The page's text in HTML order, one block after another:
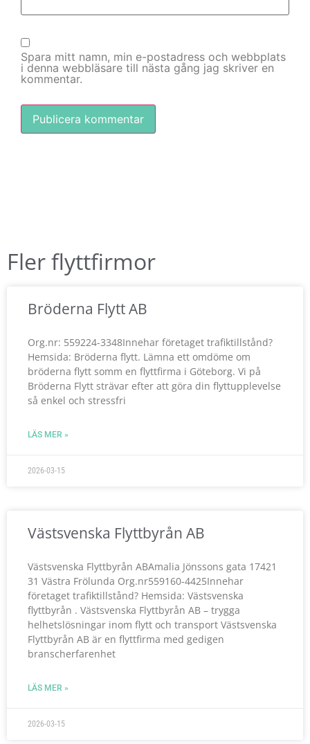
Spara mitt namn, min e-postadress och webbplats
i denna webbläsare till nästa gång jag skriver en
kommentar.
Fler flyttfirmor
Bröderna Flytt AB
Org.nr: 559224-3348Innehar företaget trafiktillstånd?
Hemsida: Bröderna flytt. Lämna ett omdöme om
bröderna flytt somm en flyttfirma i Göteborg. Vi på
Bröderna Flytt strävar efter att göra din flyttupplevelse
så enkel och stressfri
LÄS MER »
2026-03-15
Västsvenska Flyttbyrån AB
Västsvenska Flyttbyrån ABAmalia Jönssons gata 17421
31 Västra Frölunda Org.nr559160-4425Innehar
företaget trafiktillstånd? Hemsida: Västsvenska
flyttbyrån . Västsvenska Flyttbyrån AB – trygga
helhetslösningar inom flytt och transport Västsvenska
Flyttbyrån AB är en flyttfirma med gedigen
branscherfarenhet
LÄS MER »
2026-03-15